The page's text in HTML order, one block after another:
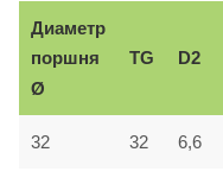
Диаметр
поршня
Ø
TG D2
32 32 6,6